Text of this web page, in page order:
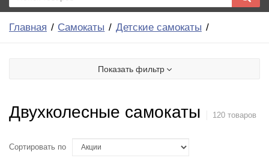
Главная Самокаты Детские самокаты
Показать фильтр
Двухколесные самокаты 120 товаров
Сортировать по